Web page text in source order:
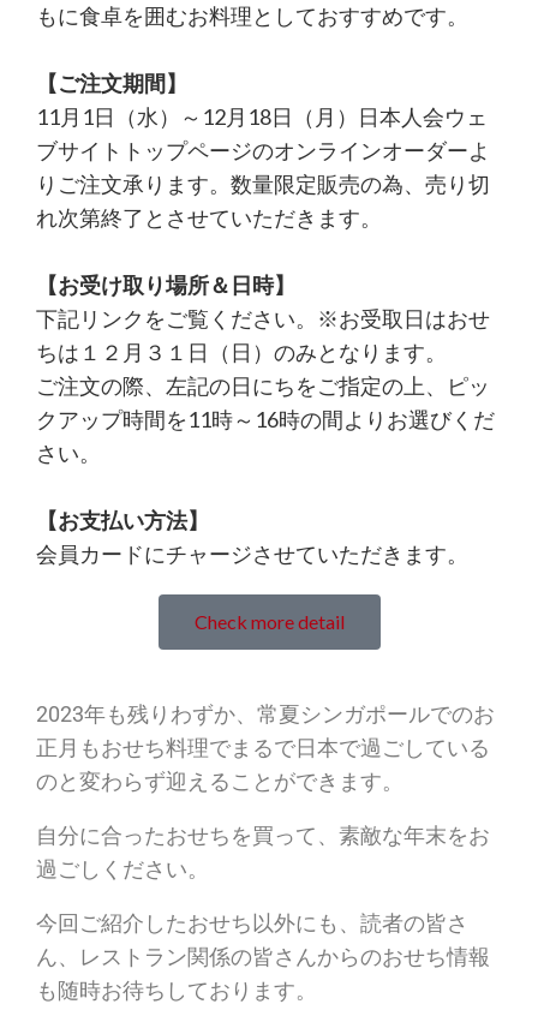
もに食卓を囲むお料理としておすすめです。
【ご注文期間】
11月1日（水）～12月18日（月）日本人会ウェ
ブサイトトップページのオンラインオーダーよ
りご注文承ります。数量限定販売の為、売り切
れ次第終了とさせていただきます。
【お受け取り場所＆日時】
下記リンクをご覧ください。※お受取日はおせ
ちは１２月３１日（日）のみとなります。
ご注文の際、左記の日にちをご指定の上、ピッ
クアップ時間を11時～16時の間よりお選びくだ
さい。
【お支払い方法】
会員カードにチャージさせていただきます。
Check more detail
2023年も残りわずか、常夏シンガポールでのお
正月もおせち料理でまるで日本で過ごしている
のと変わらず迎えることができます。
自分に合ったおせちを買って、素敵な年末をお
過ごしください。
今回ご紹介したおせち以外にも、読者の皆さ
ん、レストラン関係の皆さんからのおせち情報
も随時お待ちしております。